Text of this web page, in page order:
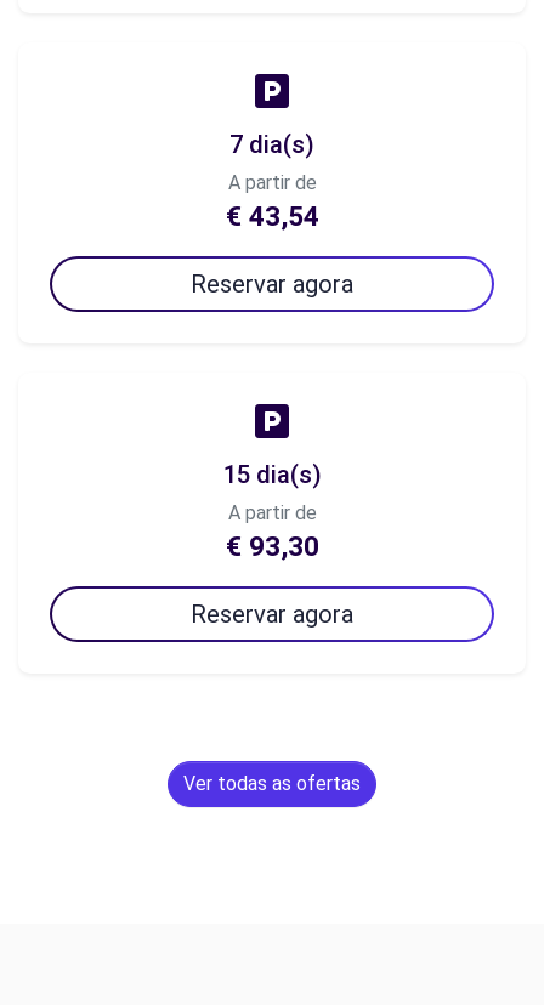
7 dia(s)
A partir de
€ 43,54
Reservar agora
15 dia(s)
A partir de
€ 93,30
Reservar agora
Ver todas as ofertas